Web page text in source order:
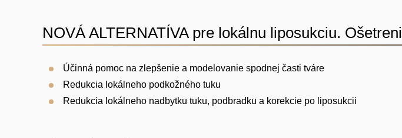
NOVÁ ALTERNATÍVA pre lokálnu liposukciu.
Účinná pomoc na zlepšenie a modelovanie spodnej časti tváre
Redukcia lokálneho podkožného tuku
Redukcia lokálneho nadbytku tuku, podbradku a korekcie po liposukcii